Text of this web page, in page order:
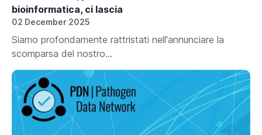
bioinformatica, ci lascia
02 December 2025
Siamo profondamente rattristati nell'annunciare la
scomparsa del nostro...